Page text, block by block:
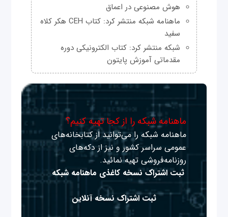
هوش مصنوعی در اعماق
ماهنامه شبکه منتشر کرد: کتاب CEH هکر کلاه
سفید
شبکه منتشر کرد: کتاب الکترونیکی دوره
مقدماتی آموزش پایتون
ماهنامه شبکه را از کجا تهیه کنیم؟
ماهنامه شبکه را می‌توانید از کتابخانه‌های
عمومی سراسر کشور و نیز از دکه‌های
روزنامه‌فروشی تهیه نمائید.
ثبت اشتراک نسخه کاغذی ماهنامه شبکه
ثبت اشتراک نسخه آنلاین